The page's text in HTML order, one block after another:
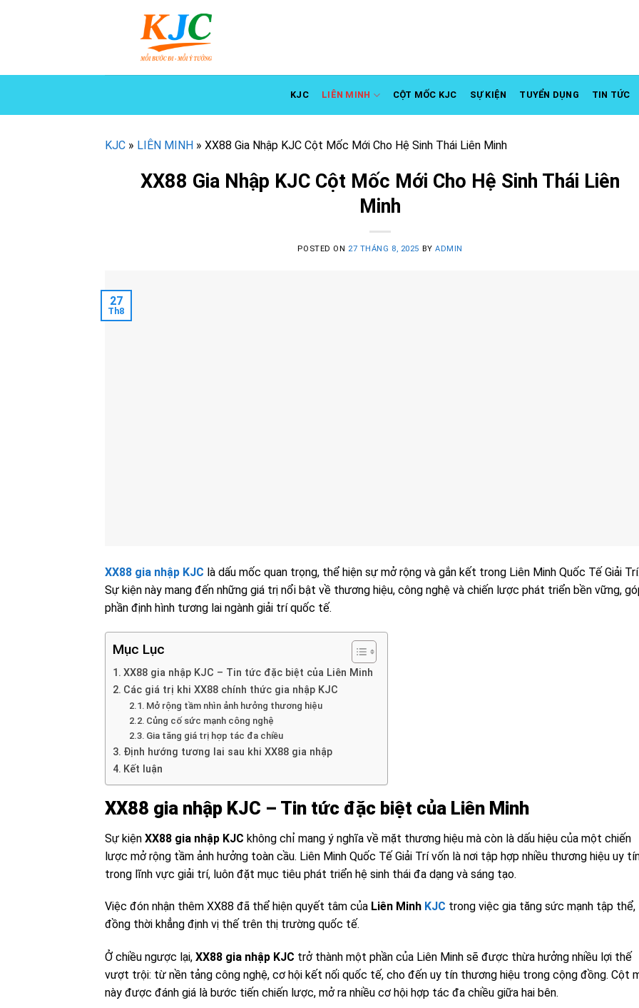
KJC LIÊN MINH CỘT MỐC KJC SỰ KIỆN TUYỂN DỤNG TIN TỨC
KJC » LIÊN MINH » XX88 Gia Nhập KJC Cột Mốc Mới Cho Hệ Sinh Thái Liên Minh
XX88 Gia Nhập KJC Cột Mốc Mới Cho Hệ Sinh Thái Liên
Minh
POSTED ON 27 THÁNG 8, 2025 BYADMIN
27
Th8
XX88 gia nhập KJC là dấu mốc quan trọng, thể hiện sự mở rộng và gắn kết trong Liên Minh Quốc Tế Giải
Sự kiện này mang đến những giá trị nổi bật về thương hiệu, công nghệ và chiến lược phát triển bền vững,
phần định hình tương lai ngành giải trí quốc tế.
Mục Lục
XX88 gia nhập KJC – Tin tức đặc biệt của Liên Minh
Các giá trị khi XX88 chính thức gia nhập KJC
Mở rộng tầm nhìn ảnh hưởng thương hiệu
Củng cố sức mạnh công nghệ
Gia tăng giá trị hợp tác đa chiều
Định hướng tương lai sau khi XX88 gia nhập
Kết luận
XX88 gia nhập KJC – Tin tức đặc biệt của Liên Minh
Sự kiện XX88 gia nhập KJC không chỉ mang ý nghĩa về mặt thương hiệu mà còn là dấu hiệu của một chiến
lược mở rộng tầm ảnh hưởng toàn cầu. Liên Minh Quốc Tế Giải Trí vốn là nơi tập hợp nhiều thương hiệu uy
trong lĩnh vực giải trí, luôn đặt mục tiêu phát triển hệ sinh thái đa dạng và sáng tạo.
Việc đón nhận thêm XX88 đã thể hiện quyết tâm của Liên Minh KJC trong việc gia tăng sức mạnh tập thể,
đồng thời khẳng định vị thế trên thị trường quốc tế.
Ở chiều ngược lại, XX88 gia nhập KJC trở thành một phần của Liên Minh sẽ được thừa hưởng nhiều lợi thế
vượt trội: từ nền tảng công nghệ, cơ hội kết nối quốc tế, cho đến uy tín thương hiệu trong cộng đồng. Cột
này được đánh giá là bước tiến chiến lược, mở ra nhiều cơ hội hợp tác đa chiều giữa hai bên.